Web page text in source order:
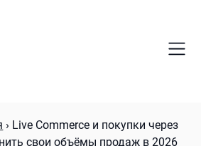
› Live Commerce и покупки через
свои объёмы продаж в 2026